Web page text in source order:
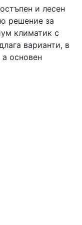
и лесен
решение за
климатик с
варианти, в
основен